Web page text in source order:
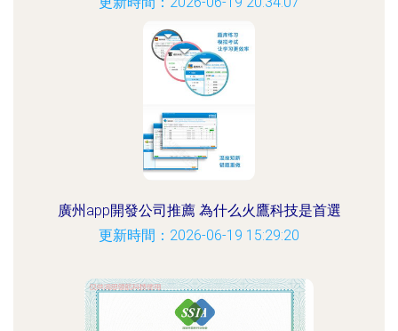
廣州app開發公司推薦 為什么火鷹科技是首選
更新時間：2026-06-19 15:29:20